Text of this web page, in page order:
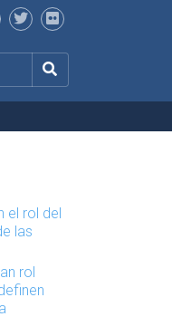
el rol del
las
rol